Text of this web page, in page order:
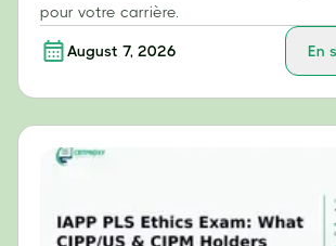
pour votre carrière.
August 7, 2026 En